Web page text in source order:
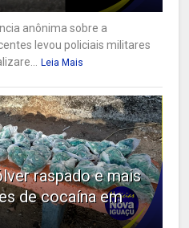
anônima sobre a
levou policiais militares
Leia Mais
raspado e mais
de cocaína em